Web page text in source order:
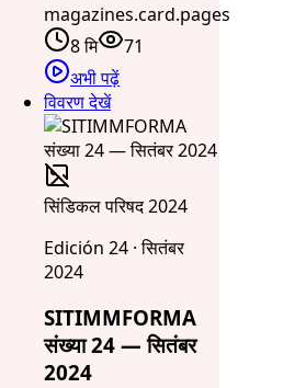
magazines.card.pages
8 मि
71
अभी पढ़ें
विवरण देखें
सिंडिकल परिषद 2024
Edición 24 · सितंबर
2024
SITIMMFORMA
संख्या 24 — सितंबर
2024